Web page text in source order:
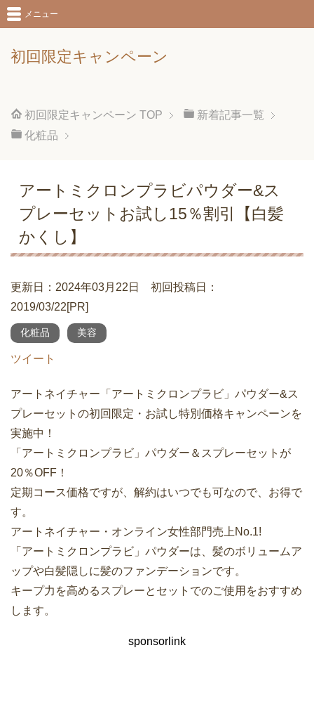
初回限定キャンペーン
メニュー
初回限定キャンペーン TOP
新着記事一覧
化粧品
アートミクロンプラビパウダー&ス
プレーセットお試し15％割引【白髪
かくし】
更新日：2024年03月22日 初回投稿日：
2019/03/22[PR]
化粧品 美容
ツイート
アートネイチャー「アートミクロンプラビ」パウダー&ス
プレーセットの初回限定・お試し特別価格キャンペーンを
実施中！
「アートミクロンプラビ」パウダー＆スプレーセットが
20％OFF！
定期コース価格ですが、解約はいつでも可なので、お得で
す。
アートネイチャー・オンライン女性部門売上No.1!
「アートミクロンプラビ」パウダーは、髪のボリュームア
ップや白髪隠しに髪のファンデーションです。
キープ力を高めるスプレーとセットでのご使用をおすすめ
します。
sponsorlink